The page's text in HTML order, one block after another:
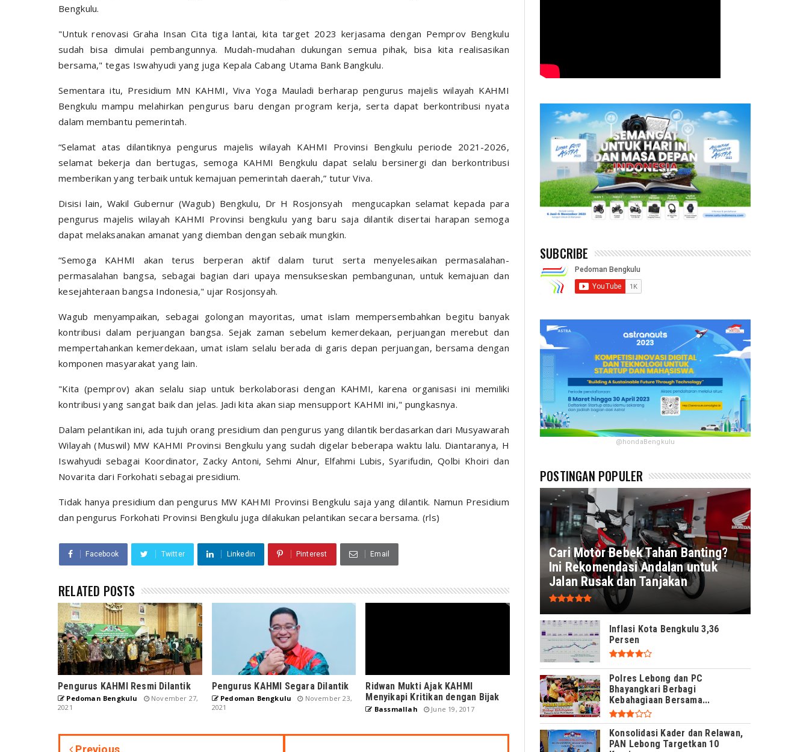
Bengkulu.
"Untuk renovasi Graha Insan Cita tiga lantai, kita target 2023 kerjasama dengan Pemprov Bengkulu
sudah bisa dimulai pembangunnya. Mudah-mudahan dukungan semua pihak, bisa kita realisasikan
bersama," tegas Iswahyudi yang juga Kepala Cabang Utama Bank Bangkulu.
Sementara itu, Presidium MN KAHMI, Viva Yoga Mauladi berharap pengurus majelis wilayah KAHMI
Bengkulu mampu melahirkan pengurus baru dengan program kerja, serta dapat berkontribusi nyata
dalam membantu pemerintah.
“Selamat atas dilantiknya pengurus majelis wilayah KAHMI Provinsi Bengkulu periode 2021-2026,
selamat bekerja dan bertugas, semoga KAHMI Bengkulu dapat selalu bersinergi dan berkontribusi
memberikan yang terbaik untuk kemajuan pemerintah daerah,” tutur Viva.
Disisi lain, Wakil Gubernur (Wagub) Bengkulu, Dr H Rosjonsyah mengucapkan selamat kepada para
pengurus majelis wilayah KAHMI Provinsi bengkulu yang baru saja dilantik disertai harapan semoga
dapat melaksanakan amanat yang diemban dengan sebaik mungkin.
“Semoga KAHMI akan terus berperan aktif dalam turut serta menyelesaikan permasalahan-
permasalahan bangsa, sebagai bagian dari upaya mensukseskan pembangunan, untuk kemajuan dan
kesejahteraan bangsa Indonesia," ujar Rosjonsyah.
Wagub menyampaikan, sebagai golongan mayoritas, umat islam mempersembahkan begitu banyak
kontribusi dalam perjuangan bangsa. Sejak zaman sebelum kemerdekaan, perjuangan merebut dan
mempertahankan kemerdekaan, umat islam selalu berada di garis depan perjuangan, bersama dengan
komponen masyarakat yang lain.
"Kita (pemprov) akan selalu siap untuk berkolaborasi dengan KAHMI, karena organisasi ini memiliki
kontribusi yang sangat baik dan jelas. Jadi kita akan siap mensupport KAHMI ini," pungkasnya.
Dalam pelantikan ini, ada tujuh orang presidium dan pengurus yang dilantik berdasarkan dari Musyawarah
Wilayah (Muswil) MW KAHMI Provinsi Bengkulu yang sudah digelar beberapa waktu lalu. Diantaranya, H
Iswahyudi sebagai Koordinator, Zacky Antoni, Sehmi Alnur, Elfahmi Lubis, Syarifudin, Qolbi Khoiri dan
Novarita dari Forkohati sebagai presidium.
Tidak hanya presidium dan pengurus MW KAHMI Provinsi Bengkulu saja yang dilantik. Namun Presidium
dan pengurus Forkohati Provinsi Bengkulu juga dilakukan pelantikan secara bersama. (rls)
Facebook Twitter Linkedin Pinterest Email
RELATED POSTS
Pengurus KAHMI Resmi Dilantik
Pedoman Bengkulu
November 27,
2021
Pengurus KAHMI Segara Dilantik
Pedoman Bengkulu
November 23,
2021
Ridwan Mukti Ajak KAHMI
Menyikapi Kritikan dengan Bijak
Bassmallah June 19, 2017
Previous
SUBCRIBE
@hondaBengkulu
POSTINGAN POPULER
Cari Motor Bebek Tahan Banting?
Ini Rekomendasi Andalan untuk
Jalan Rusak dan Tanjakan
Inflasi Kota Bengkulu 3,36
Persen
Polres Lebong dan PC
Bhayangkari Berbagi
Kebahagiaan Bersama...
Konsolidasi Kader dan Relawan,
PAN Lebong Targetkan 10